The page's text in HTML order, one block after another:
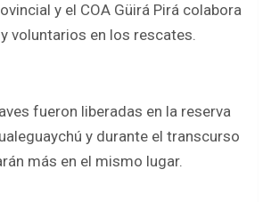
y el COA Güirá Pirá colabora
voluntarios en los rescates.
fueron liberadas en la reserva
y durante el transcurso
más en el mismo lugar.